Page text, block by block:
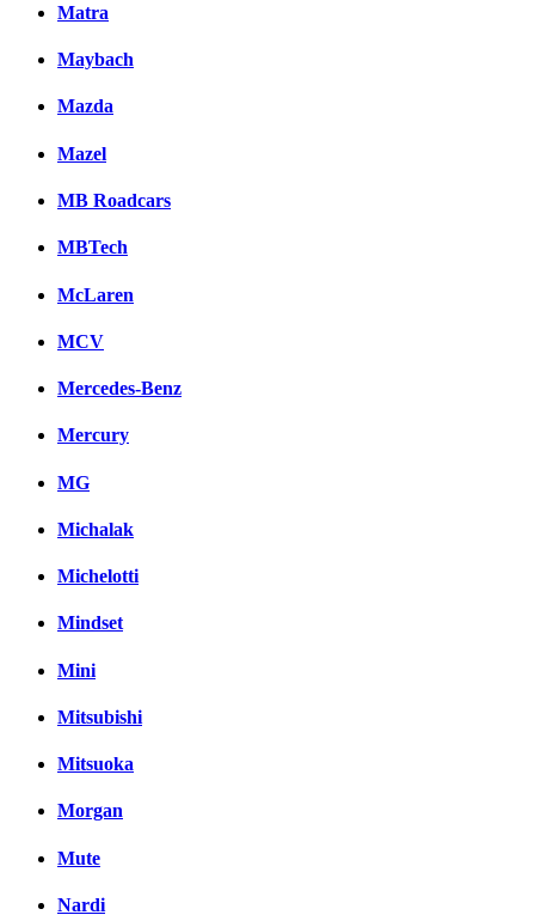
Matra
Maybach
Mazda
Mazel
MB Roadcars
MBTech
McLaren
MCV
Mercedes-Benz
Mercury
MG
Michalak
Michelotti
Mindset
Mini
Mitsubishi
Mitsuoka
Morgan
Mute
Nardi